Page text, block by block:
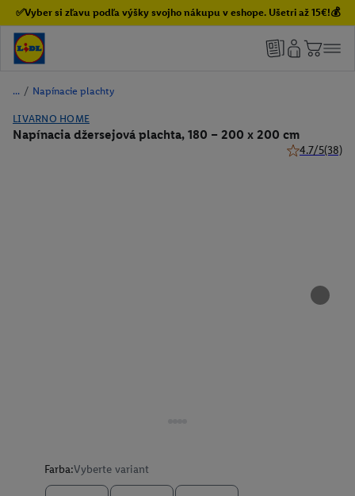
✅Vyber si zľavu podľa výšky svojho nákupu v eshope. Ušetri až 15€!💰
/ Napínacie plachty
LIVARNO HOME
Napínacia džersejová plachta, 180 – 200 x 200 cm
4.7/5(38)
Farba:Vyberte variant